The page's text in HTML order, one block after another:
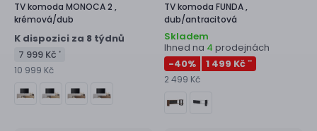
TV komoda MONOCA 2 ,
krémová/dub
K dispozici za 8 týdnů
7 999 Kč *
10 999 Kč
TV komoda FUNDA ,
dub/antracitová
Skladem
Ihned na 4 prodejnách
-40% 1 499 Kč **
2 499 Kč